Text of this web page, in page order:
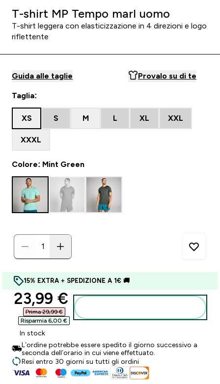
T-shirt MP Tempo marl uomo
T-shirt leggera con elasticizzazione in 4 direzioni e logo
riflettente
Guida alle taglie Provalo su di te
Taglia:
XS S M L XL XXL
XXXL
Colore: Mint Green
15% EXTRA + SPEDIZIONE A 1€ 🚚
discounted price
23,99 €‎
Prima 29,99 €‎
Risparmia 6,00 €‎
In stock
L’ordine potrebbe essere spedito il giorno successivo a
seconda dell’orario in cui viene effettuato.
Resi entro 30 giorni su tutti gli ordini